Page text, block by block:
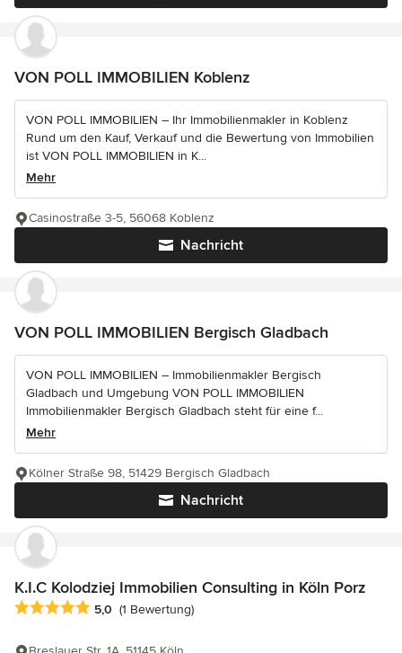
VON POLL IMMOBILIEN Koblenz
VON POLL IMMOBILIEN – Ihr Immobilienmakler in Koblenz
Rund um den Kauf, Verkauf und die Bewertung von Immobilien
ist VON POLL IMMOBILIEN in K...
Mehr
Nachricht
Casinostraße 3-5, 56068 Koblenz
VON POLL IMMOBILIEN Bergisch Gladbach
VON POLL IMMOBILIEN – Immobilienmakler Bergisch
Gladbach und Umgebung VON POLL IMMOBILIEN
Immobilienmakler Bergisch Gladbach steht für eine f...
Mehr
Nachricht
Kölner Straße 98, 51429 Bergisch Gladbach
K.I.C Kolodziej Immobilien Consulting in Köln Porz
Durchschnittliche Bewertung: 5 von 5 Sternen
5,0 (1 Bewertung)